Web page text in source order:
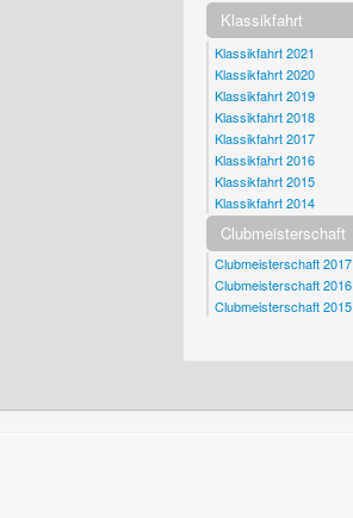
Klassikfahrt
Klassikfahrt 2021
Klassikfahrt 2020
Klassikfahrt 2019
Klassikfahrt 2018
Klassikfahrt 2017
Klassikfahrt 2016
Klassikfahrt 2015
Klassikfahrt 2014
Clubmeisterschaft
Clubmeisterschaft 2017
Clubmeisterschaft 2016
Clubmeisterschaft 2015